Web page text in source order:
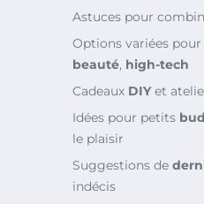
Astuces pour
Options variées
beauté, high-tech
Cadeaux DIYet
Idées pour petits
le plaisir
Suggestions de
indécis